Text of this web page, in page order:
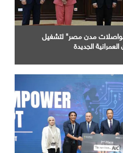
مدن مصر" لتشغيل
الجديدة